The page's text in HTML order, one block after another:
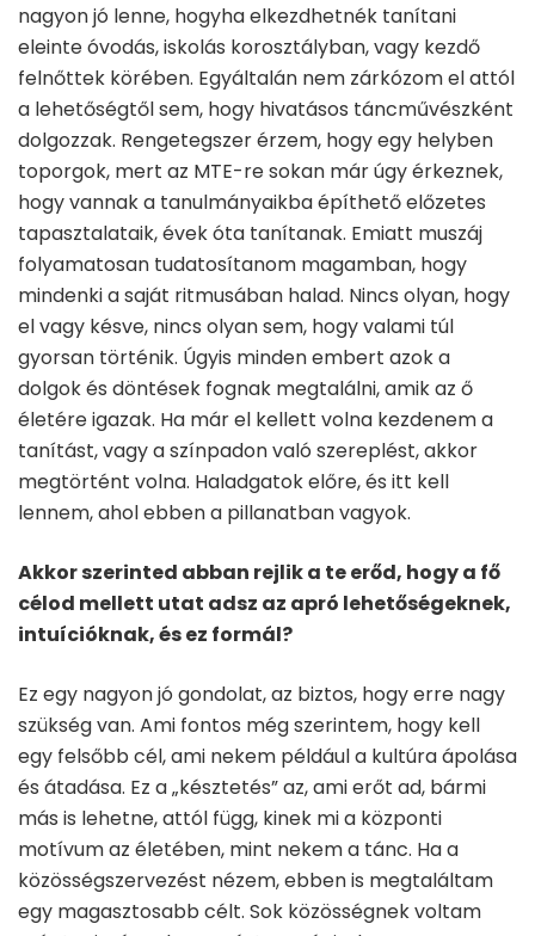
nagyon jó lenne, hogyha elkezdhetnék tanítani
eleinte óvodás, iskolás korosztályban, vagy kezdő
felnőttek körében. Egyáltalán nem zárkózom el attól
a lehetőségtől sem, hogy hivatásos táncművészként
dolgozzak. Rengetegszer érzem, hogy egy helyben
toporgok, mert az MTE-re sokan már úgy érkeznek,
hogy vannak a tanulmányaikba építhető előzetes
tapasztalataik, évek óta tanítanak. Emiatt muszáj
folyamatosan tudatosítanom magamban, hogy
mindenki a saját ritmusában halad. Nincs olyan, hogy
el vagy késve, nincs olyan sem, hogy valami túl
gyorsan történik. Úgyis minden embert azok a
dolgok és döntések fognak megtalálni, amik az ő
életére igazak. Ha már el kellett volna kezdenem a
tanítást, vagy a színpadon való szereplést, akkor
megtörtént volna. Haladgatok előre, és itt kell
lennem, ahol ebben a pillanatban vagyok.
Akkor szerinted abban rejlik a te erőd, hogy a fő
célod mellett utat adsz az apró lehetőségeknek,
intuícióknak, és ez formál?
Ez egy nagyon jó gondolat, az biztos, hogy erre nagy
szükség van. Ami fontos még szerintem, hogy kell
egy felsőbb cél, ami nekem például a kultúra ápolása
és átadása. Ez a „késztetés” az, ami erőt ad, bármi
más is lehetne, attól függ, kinek mi a központi
motívum az életében, mint nekem a tánc. Ha a
közösségszervezést nézem, ebben is megtaláltam
egy magasztosabb célt. Sok közösségnek voltam